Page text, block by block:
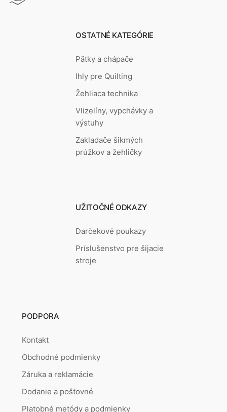
OSTATNÉ KATEGÓRIE
Pätky a chápače
Ihly pre Quilting
Žehliaca technika
Vlizelíny, vypchávky a
výstuhy
Zakladače šikmých
prúžkov a žehličky
UŽITOČNÉ ODKAZY
Darčekové poukazy
Príslušenstvo pre šijacie
stroje
PODPORA
Kontakt
Obchodné podmienky
Záruka a reklamácie
Dodanie a poštovné
Platobné metódy a podmienky